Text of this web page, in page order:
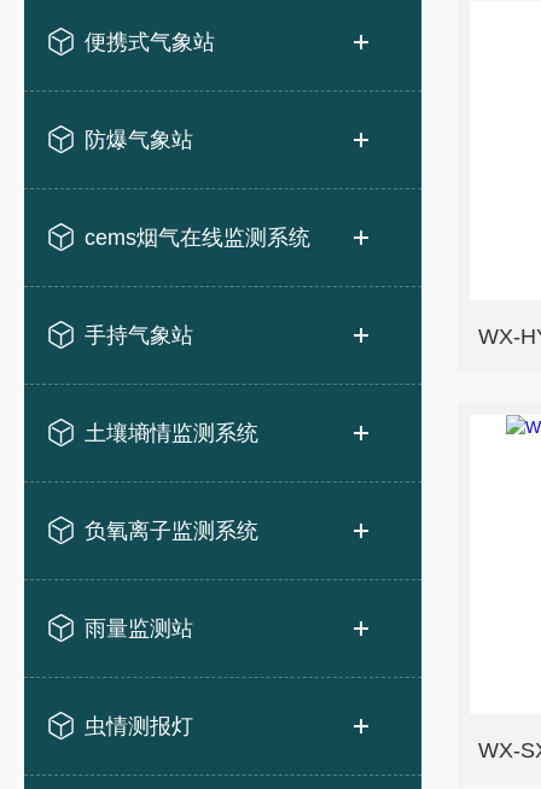
便携式气象站
防爆气象站
cems烟气在线监测系统
手持气象站
土壤墒情监测系统
负氧离子监测系统
雨量监测站
虫情测报灯
WX-